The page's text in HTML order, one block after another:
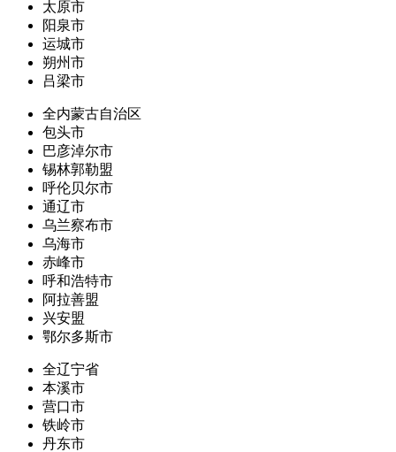
太原市
阳泉市
运城市
朔州市
吕梁市
全内蒙古自治区
包头市
巴彦淖尔市
锡林郭勒盟
呼伦贝尔市
通辽市
乌兰察布市
乌海市
赤峰市
呼和浩特市
阿拉善盟
兴安盟
鄂尔多斯市
全辽宁省
本溪市
营口市
铁岭市
丹东市